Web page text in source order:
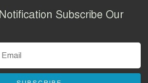
Group Job Circular 2026
তথ্য অধিদপ্তর নিয়োগ বিজ্ঞপ্তি
Subscribe Our